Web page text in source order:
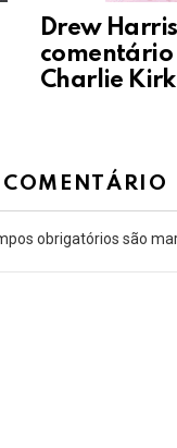
Drew
Charlie Kirk
obrigatórios são